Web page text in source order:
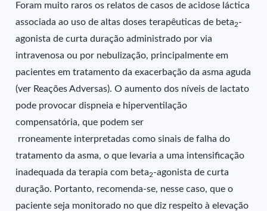
Foram muito raros os relatos de casos de acidose láctica
associada ao uso de altas doses terapêuticas de beta2-
agonista de curta duração administrado por via
intravenosa ou por nebulização, principalmente em
pacientes em tratamento da exacerbação da asma aguda
(ver Reações Adversas). O aumento dos níveis de lactato
pode provocar dispneia e hiperventilação
compensatória, que podem ser
rroneamente interpretadas como sinais de falha do
tratamento da asma, o que levaria a uma intensificação
inadequada da terapia com beta2-agonista de curta
duração. Portanto, recomenda-se, nesse caso, que o
paciente seja monitorado no que diz respeito à elevação